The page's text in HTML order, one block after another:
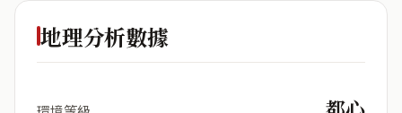
地理分析數據